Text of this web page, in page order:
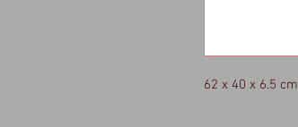
62 x 40 x 6.5 cm